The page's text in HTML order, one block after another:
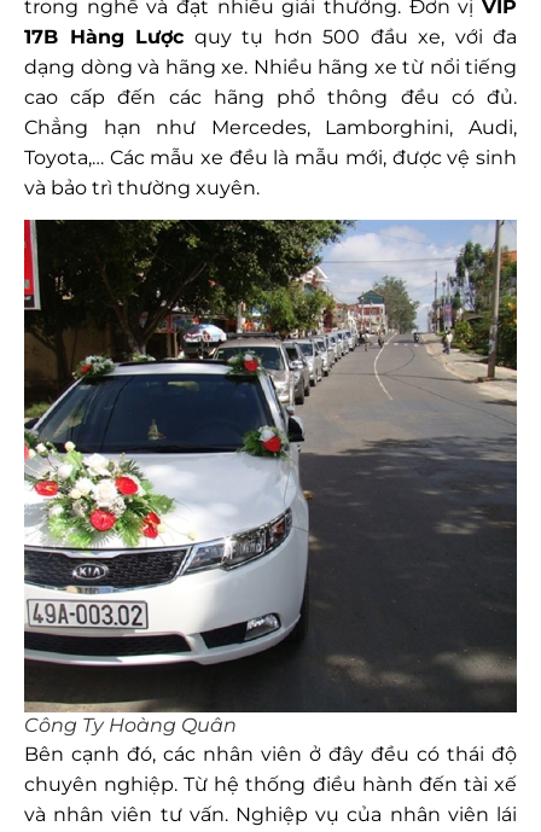
trong nghề và đạt nhiều giải thưởng. Đơn vị VIP
17B Hàng Lược quy tụ hơn 500 đầu xe, với đa
dạng dòng và hãng xe. Nhiều hãng xe từ nổi tiếng
cao cấp đến các hãng phổ thông đều có đủ.
Chẳng hạn như Mercedes, Lamborghini, Audi,
Toyota,… Các mẫu xe đều là mẫu mới, được vệ sinh
và bảo trì thường xuyên.
Công Ty Hoàng Quân
Bên cạnh đó, các nhân viên ở đây đều có thái độ
chuyên nghiệp. Từ hệ thống điều hành đến tài xế
và nhân viên tư vấn. Nghiệp vụ của nhân viên lái